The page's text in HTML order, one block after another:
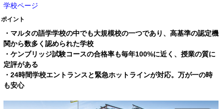
学校ページ
ポイント
・マルタの語学学校の中でも大規模校の一つであり、高基準の認定機
関から数多く認められた学校
・ケンブリッジ試験コースの合格率も毎年100%に近く、授業の質に
定評がある
・24時間学校エントランスと緊急ホットラインが対応。万が一の時
も安心